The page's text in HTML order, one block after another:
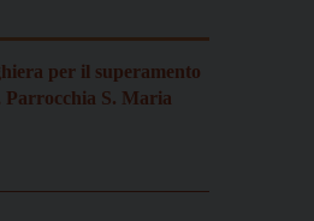
per il superamento
Parrocchia S. Maria